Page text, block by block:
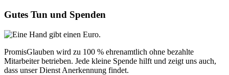
Gutes Tun und Spenden
PromisGlauben wird zu 100 % ehrenamtlich ohne bezahlte
Mitarbeiter betrieben. Jede kleine Spende hilft und zeigt uns auch,
dass unser Dienst Anerkennung findet.